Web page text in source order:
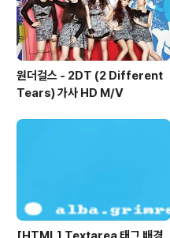
원더걸스 - 2DT (2 Different
Tears) 가사 HD M/V